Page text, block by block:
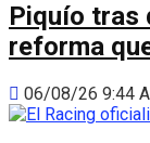
Piquío tras
reforma
06/08/26 9:44